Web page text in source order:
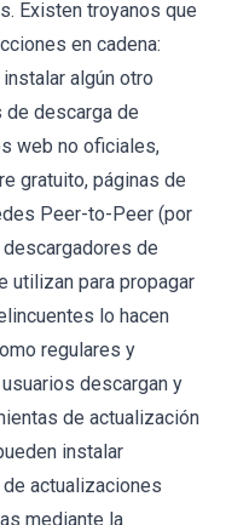
Existen troyanos que
en cadena:
algún otro
descarga de
web no oficiales,
gratuito, páginas de
Peer-to-Peer (por
de
utilizan para propagar
lo hacen
regulares y
descargan y
de actualización
instalar
actualizaciones
mediante la